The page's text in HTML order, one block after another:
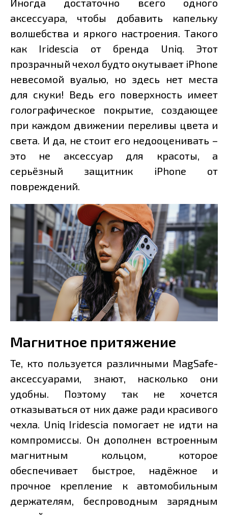
Иногда достаточно всего одного
аксессуара, чтобы добавить капельку
волшебства и яркого настроения. Такого
как Iridescia от бренда Uniq. Этот
прозрачный чехол будто окутывает iPhone
невесомой вуалью, но здесь нет места
для скуки! Ведь его поверхность имеет
голографическое покрытие, создающее
при каждом движении переливы цвета и
света. И да, не стоит его недооценивать –
это не аксессуар для красоты, а
серьёзный защитник iPhone от
повреждений.
Магнитное притяжение
Те, кто пользуется различными MagSafe-
аксессуарами, знают, насколько они
удобны. Поэтому так не хочется
отказываться от них даже ради красивого
чехла. Uniq Iridescia помогает не идти на
компромиссы. Он дополнен встроенным
магнитным кольцом, которое
обеспечивает быстрое, надёжное и
прочное крепление к автомобильным
держателям, беспроводным зарядным